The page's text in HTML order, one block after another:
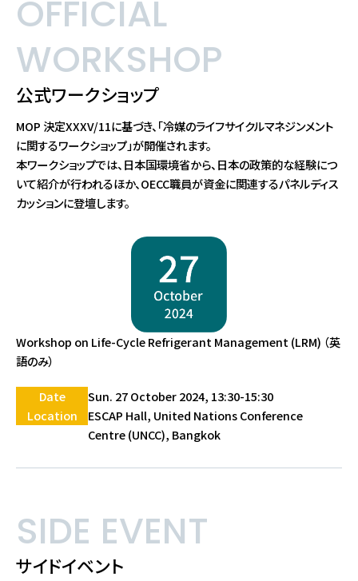
OFFICIAL
WORKSHOP
公式ワークショップ
MOP 決定XXXV/11に基づき、「冷媒のライフサイクルマネジンメント
に関するワークショップ」が開催されます。
本ワークショップでは、日本国環境省から、日本の政策的な経験につ
いて紹介が行われるほか、OECC職員が資金に関連するパネルディス
カッションに登壇します。
Workshop on Life-Cycle Refrigerant Management (LRM) （英
語のみ）
Date
Sun. 27 October 2024, 13:30-15:30
Location
ESCAP Hall, United Nations Conference
Centre (UNCC), Bangkok
SIDE EVENT
サイドイベント